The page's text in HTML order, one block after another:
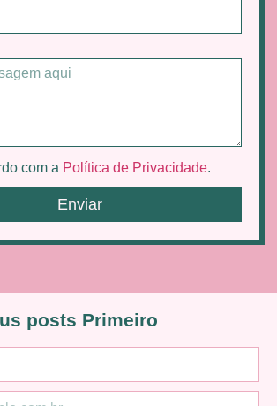
com a Política de Privacidade
Enviar
posts Primeiro